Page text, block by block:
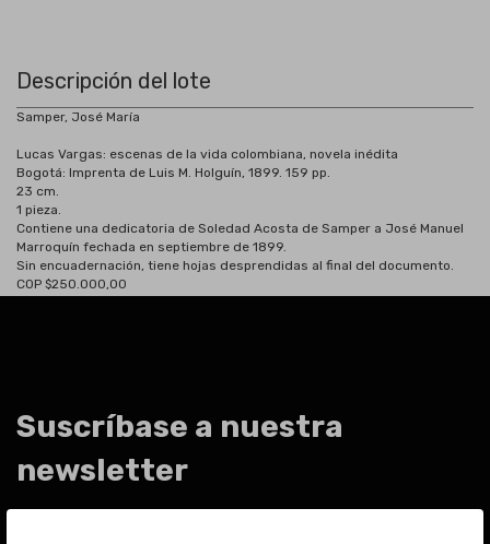
Descripción del lote
Samper, José María
Lucas Vargas: escenas de la vida colombiana, novela inédita
Bogotá: Imprenta de Luis M. Holguín, 1899. 159 pp.
23 cm.
1 pieza.
Contiene una dedicatoria de Soledad Acosta de Samper a José Manuel
Marroquín fechada en septiembre de 1899.
Sin encuadernación, tiene hojas desprendidas al final del documento.
COP $250.000,00
Suscríbase a nuestra
newsletter